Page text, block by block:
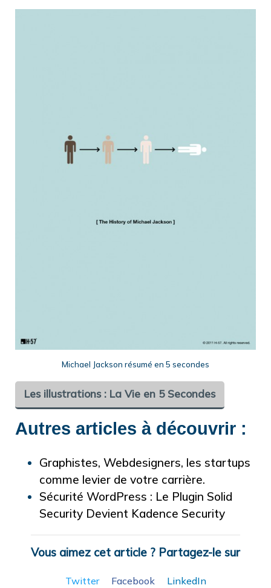
Michael Jackson résumé en 5 secondes
Les illustrations : La Vie en 5 Secondes
Autres articles à découvrir :
Graphistes, Webdesigners, les startups
comme levier de votre carrière.
Sécurité WordPress : Le Plugin Solid
Security Devient Kadence Security
Vous aimez cet article ? Partagez-le sur
Twitter Facebook LinkedIn